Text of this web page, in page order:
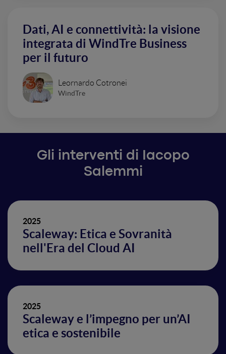
Dati, AI e connettività: la visione
integrata di WindTre Business
per il futuro
Leornardo Cotronei
WindTre
Gli interventi di Iacopo
Salemmi
2025
Scaleway: Etica e Sovranità
nell'Era del Cloud AI
2025
Scaleway e l’impegno per un’AI
etica e sostenibile